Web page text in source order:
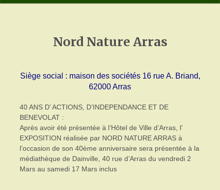
Nord Nature Arras
Siège social : maison des sociétés 16 rue A. Briand,
62000 Arras
40 ANS D’ ACTIONS, D’INDEPENDANCE ET DE
BENEVOLAT :
Après avoir été présentée à l’Hôtel de Ville d’Arras, l’
EXPOSITION réalisée par NORD NATURE ARRAS à
l’occasion de son 40ème anniversaire sera présentée à la
médiathèque de Dainville, 40 rue d’Arras du vendredi 2
Mars au samedi 17 Mars inclus